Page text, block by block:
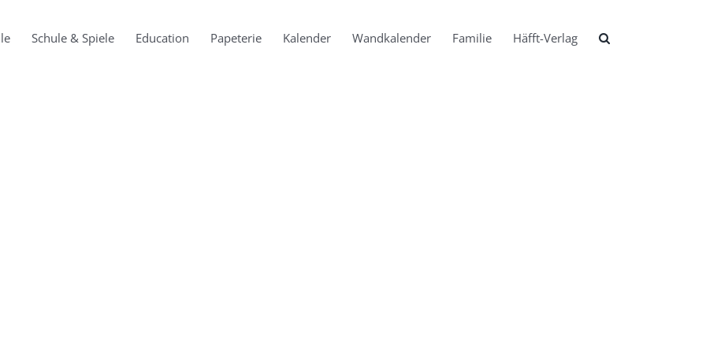
Schule & Spiele Education Papeterie Kalender Wandkalender Familie Häfft-Verlag